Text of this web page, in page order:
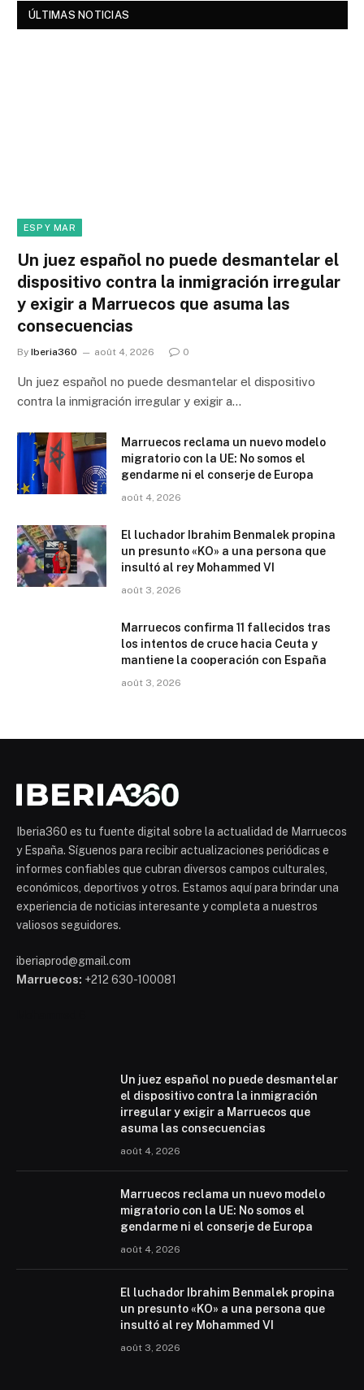
ÚLTIMAS NOTICIAS
ESP Y MAR
Un juez español no puede desmantelar el
dispositivo contra la inmigración irregular
y exigir a Marruecos que asuma las
consecuencias
By Iberia360 août 4, 2026 0
Un juez español no puede desmantelar el dispositivo
contra la inmigración irregular y exigir a…
Marruecos reclama un nuevo modelo
migratorio con la UE: No somos el
gendarme ni el conserje de Europa
août 4, 2026
El luchador Ibrahim Benmalek propina
un presunto «KO» a una persona que
insultó al rey Mohammed VI
août 3, 2026
Marruecos confirma 11 fallecidos tras
los intentos de cruce hacia Ceuta y
mantiene la cooperación con España
août 3, 2026
Iberia360 es tu fuente digital sobre la actualidad de Marruecos
y España. Síguenos para recibir actualizaciones periódicas e
informes confiables que cubran diversos campos culturales,
económicos, deportivos y otros. Estamos aquí para brindar una
experiencia de noticias interesante y completa a nuestros
valiosos seguidores.
iberiaprod@gmail.com
Marruecos: +212 630-100081
Un juez español no puede desmantelar
el dispositivo contra la inmigración
irregular y exigir a Marruecos que
asuma las consecuencias
août 4, 2026
Marruecos reclama un nuevo modelo
migratorio con la UE: No somos el
gendarme ni el conserje de Europa
août 4, 2026
El luchador Ibrahim Benmalek propina
un presunto «KO» a una persona que
insultó al rey Mohammed VI
août 3, 2026